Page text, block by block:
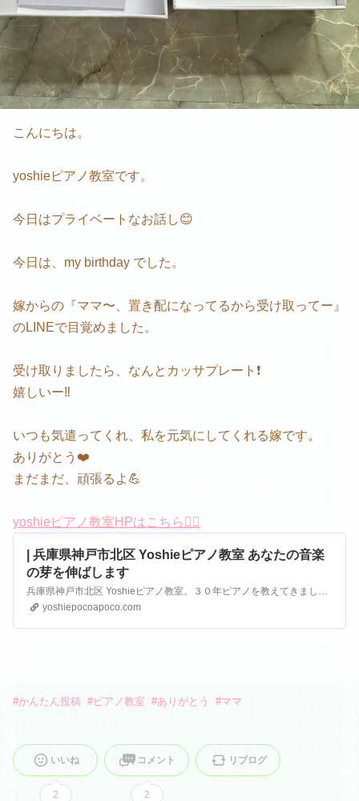
こんにちは。
yoshieピアノ教室です。
今日はプライベートなお話し😊
今日は、my birthday でした。
嫁からの『ママ〜、置き配になってるから受け取ってー』
のLINEで目覚めました。
受け取りましたら、なんとカッサプレート❗️
嬉しいー‼️
いつも気遣ってくれ、私を元気にしてくれる嫁です。
ありがとう❤️
まだまだ、頑張るよ💪
yoshieピアノ教室HPはこちら💁‍♀️
| 兵庫県神戸市北区 Yoshieピアノ教室 あなたの音楽
の芽を伸ばします
兵庫県神戸市北区 Yoshieピアノ教室。３０年ピアノを教えてきました。ベビーからご高齢の方まで優しく丁寧にご指導致します。 お子様には、のびのびと音楽の芽を伸ばせるように、子供の目線や感じ方に沿った指導をすることを大切にしています。大人の方には、わからないことを丁寧に説明し、ご自分のペースで音楽を楽しんでいただけることを心掛けています。
yoshiepocoapoco.com
#かんたん投稿 #ピアノ教室 #ありがとう #ママ
いいね
2
コメント
2
リブログ